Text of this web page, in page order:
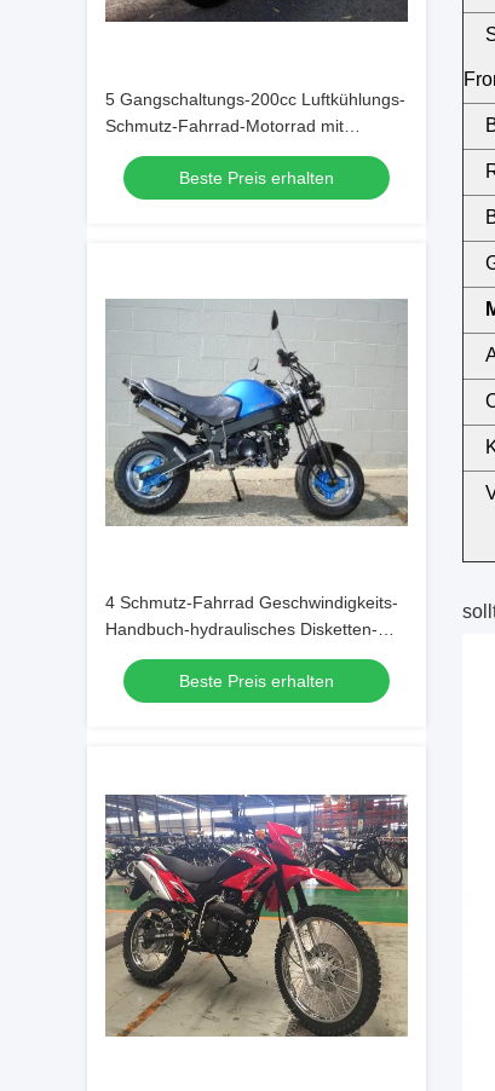
5 Gangschaltungs-200cc Luftkühlungs-
Schmutz-Fahrrad-Motorrad mit
manueller Kupplung
Beste Preis erhalten
4 Schmutz-Fahrrad Geschwindigkeits-
Handbuch-hydraulisches Disketten-
Front Brakes 125cc
Beste Preis erhalten